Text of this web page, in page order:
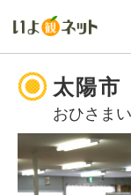
太陽市
おひさま